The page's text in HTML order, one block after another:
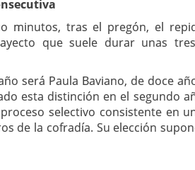
minutos, tras el pregón, el
que suele durar unas
será Paula Baviano, de doce
esta distinción en el segundo
selectivo consistente en
de la cofradía. Su elección